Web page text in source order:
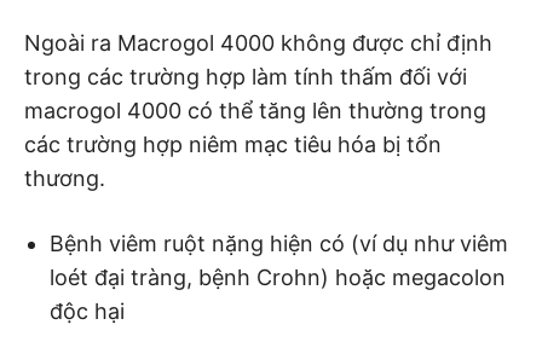
Ngoài ra Macrogol 4000 không được chỉ định
trong các trường hợp làm tính thấm đối với
macrogol 4000 có thể tăng lên thường trong
các trường hợp niêm mạc tiêu hóa bị tổn
thương.
Bệnh viêm ruột nặng hiện có (ví dụ như viêm
loét đại tràng, bệnh Crohn) hoặc megacolon
độc hại